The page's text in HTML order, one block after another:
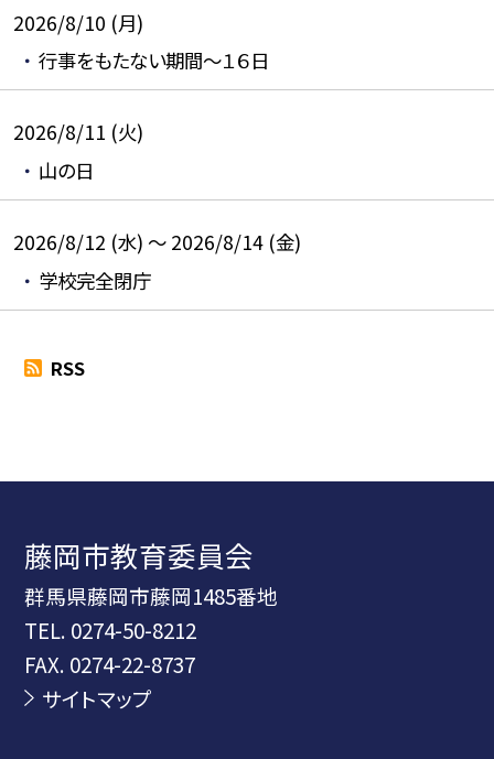
2026/8/10 (月)
行事をもたない期間～１６日
2026/8/11 (火)
山の日
2026/8/12 (水) ～ 2026/8/14 (金)
学校完全閉庁
RSS
藤岡市教育委員会
群馬県藤岡市藤岡1485番地
TEL. 0274-50-8212
FAX. 0274-22-8737
サイトマップ